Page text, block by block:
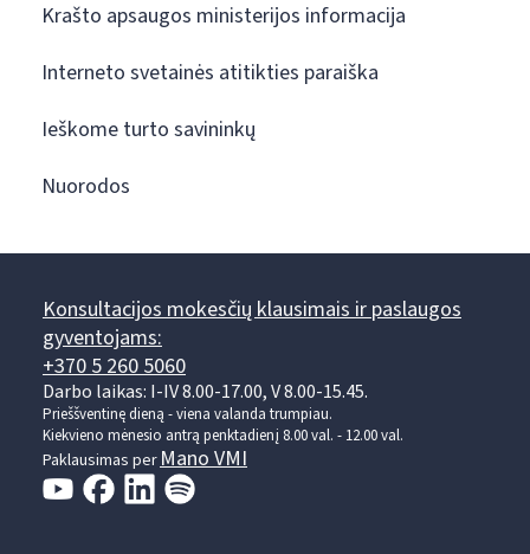
Krašto apsaugos ministerijos informacija
Interneto svetainės atitikties paraiška
Ieškome turto savininkų
Nuorodos
Konsultacijos mokesčių klausimais ir paslaugos
gyventojams:
+370 5 260 5060
Darbo laikas: I-IV 8.00-17.00, V 8.00-15.45.
Prieššventinę dieną - viena valanda trumpiau.
Kiekvieno mėnesio antrą penktadienį 8.00 val. - 12.00 val.
Paklausimas perMano VMI